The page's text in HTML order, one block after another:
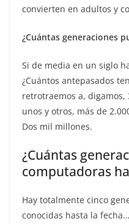
convierten en adultos y
¿Cuántas generaciones
Si de media en un siglo
¿Cuántos antepasados
retrotraemos a, digamos,
unos y otros, más de
Dos mil millones.
¿Cuántas
computadoras
Hay totalmente cinco
conocidas hasta la